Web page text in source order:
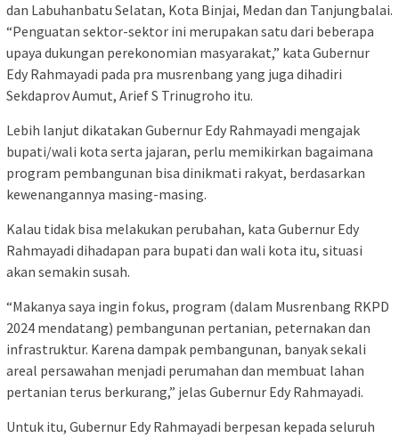
dan Labuhanbatu Selatan, Kota Binjai, Medan dan Tanjungbalai.
“Penguatan sektor-sektor ini merupakan satu dari beberapa
upaya dukungan perekonomian masyarakat,” kata Gubernur
Edy Rahmayadi pada pra musrenbang yang juga dihadiri
Sekdaprov Aumut, Arief S Trinugroho itu.
Lebih lanjut dikatakan Gubernur Edy Rahmayadi mengajak
bupati/wali kota serta jajaran, perlu memikirkan bagaimana
program pembangunan bisa dinikmati rakyat, berdasarkan
kewenangannya masing-masing.
Kalau tidak bisa melakukan perubahan, kata Gubernur Edy
Rahmayadi dihadapan para bupati dan wali kota itu, situasi
akan semakin susah.
“Makanya saya ingin fokus, program (dalam Musrenbang RKPD
2024 mendatang) pembangunan pertanian, peternakan dan
infrastruktur. Karena dampak pembangunan, banyak sekali
areal persawahan menjadi perumahan dan membuat lahan
pertanian terus berkurang,” jelas Gubernur Edy Rahmayadi.
Untuk itu, Gubernur Edy Rahmayadi berpesan kepada seluruh